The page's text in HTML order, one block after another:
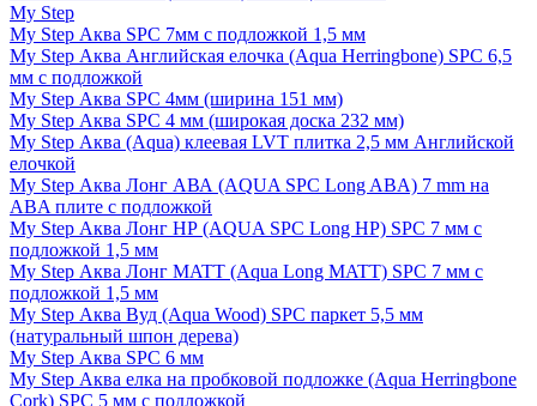
My Step
My Step Аква SPC 7мм c подложкой 1,5 мм
My Step Аква Английская елочка (Aqua Herringbone) SPC 6,5
мм с подложкой
My Step Аква SPC 4мм (ширина 151 мм)
My Step Аква SPC 4 мм (широкая доска 232 мм)
My Step Аква (Aqua) клеевая LVT плитка 2,5 мм Английской
елочкой
My Step Аква Лонг АВА (AQUA SPC Long ABA) 7 mm на
ABA плите с подложкой
My Step Аква Лонг НР (AQUA SPC Long HP) SPC 7 мм с
подложкой 1,5 мм
My Step Аква Лонг MATT (Aqua Long MATT) SPC 7 мм с
подложкой 1,5 мм
My Step Аква Вуд (Aqua Wood) SPC паркет 5,5 мм
(натуральный шпон дерева)
My Step Аква SPC 6 мм
My Step Аква елка на пробковой подложке (Aqua Herringbone
Cork) SPC 5 мм с подложкой